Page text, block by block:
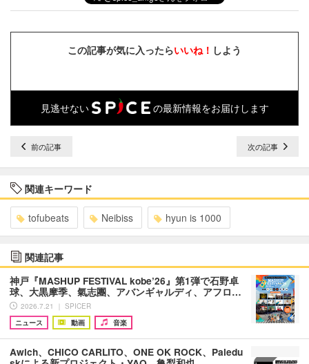
この記事が気に入ったらいいね！ しよう
見逃せない の最新情報をお届けします
前の記事 次の記事
関連キーワード
tofubeats Neibiss hyun is 1000
関連記事
神戸『MASHUP FESTIVAL kobe’26』第1弾で石野卓
球、大黒摩季、氣志團、アバンギャルディ、アフロ…
2026.7.21 ｜ SPICER
ニュース
動画 音楽
Awich、CHICO CARLITO、ONE OK ROCK、Paledu